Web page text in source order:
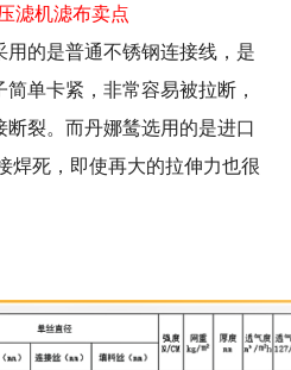
滤机滤布卖点
用的是普通不锈钢连接线，是
单卡紧，非常容易被拉断，
裂。而丹娜鸶选用的是进口
焊死，即使再大的拉伸力也很